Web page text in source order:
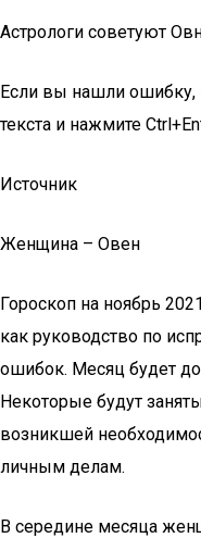
Астрологи советуют
Если вы нашли ошибку,
текста и нажмите
Источник
Женщина – Овен
Гороскоп на ноябрь
как руководство по
ошибок. Месяц будет
Некоторые будут
возникшей
личным делам.
В середине месяца